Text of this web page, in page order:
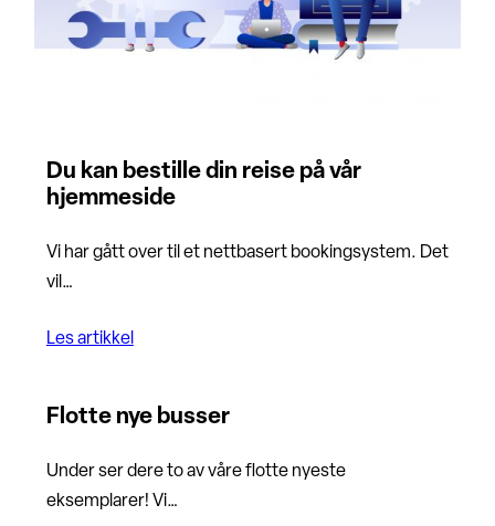
Du kan bestille din reise på vår
hjemmeside
Vi har gått over til et nettbasert bookingsystem. Det
vil…
Les artikkel
Flotte nye busser
Under ser dere to av våre flotte nyeste
eksemplarer! Vi…